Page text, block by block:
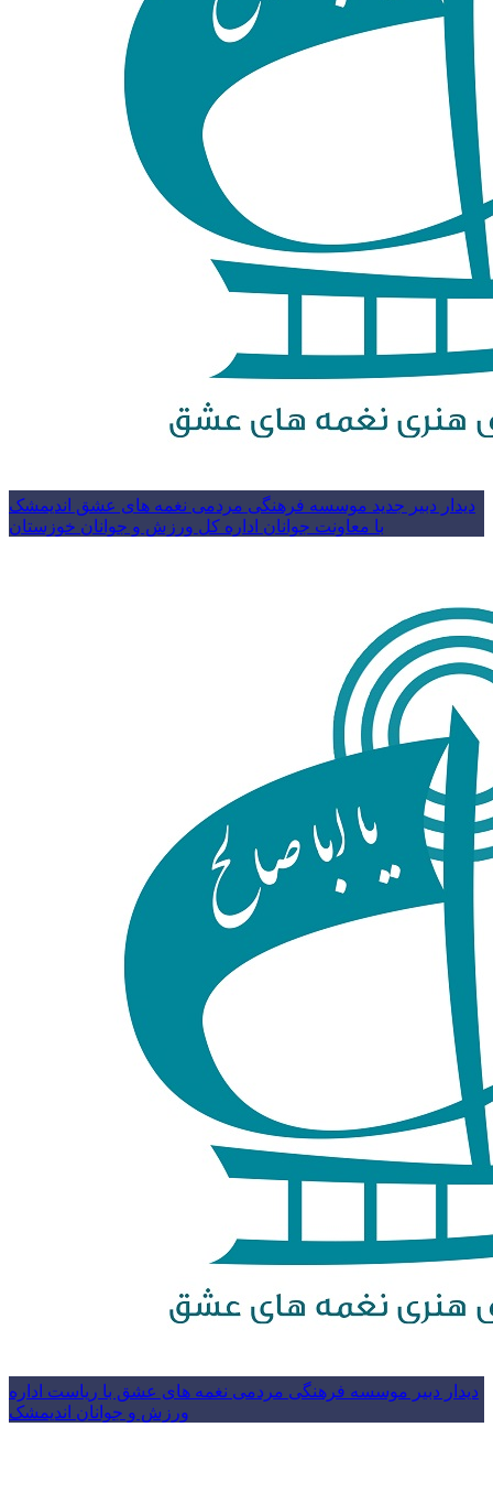
دیدار دبیر جدید موسسه فرهنگی مردمی نغمه های عشق اندیمشک
با معاونت جوانان اداره کل ورزش و جوانان خوزستان
دیدار دبیر موسسه فرهنگی مردمی نغمه های عشق با ریاست اداره
ورزش و جوانان اندیمشک